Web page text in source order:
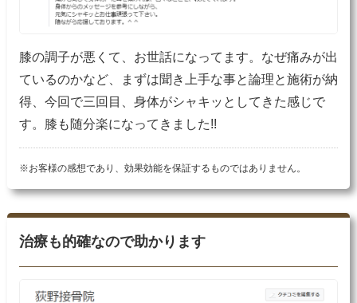
膝の調子が悪くて、お世話になってます。なぜ痛みが出
ているのかなど、まずは聞き上手な事と論理と施術が納
得、今回で三回目、身体がシャキッとしてきた感じで
す。膝も随分楽になってきました!!
※お客様の感想であり、効果効能を保証するものではありません。
治療も的確なので助かります